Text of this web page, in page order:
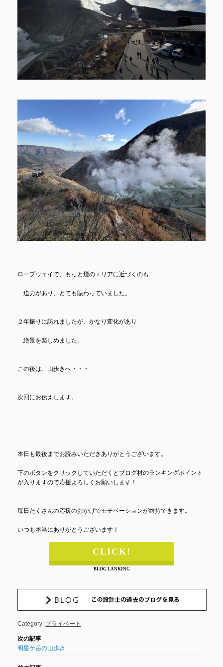
ロープウェイで、もっと煙のエリアに近づくのも
迫力があり、とても賑わっていました。
２年振りに訪れましたが、かなり変化があり
絶景を楽しめました。
この後は、山歩きへ・・・
次回にお伝えします。
本日も最後までお読みいただきありがとうございます。
下のボタンをクリックしていただくとブログ村のランキングポイント
が入りますので応援よろしくお願いします！
毎日たくさんの応援のおかげでモチベーションが維持できます。
いつも本当にありがとうございます！
CLICK!
BLOG LANKING
Category: プライベート
明星ケ岳の山歩き